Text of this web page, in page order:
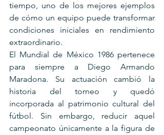
tiempo, uno de los mejores ejemplos
de cómo un equipo puede transformar
condiciones iniciales en rendimiento
extraordinario.
El Mundial de México 1986 pertenece
para siempre a Diego Armando
Maradona. Su actuación cambió la
historia del torneo y quedó
incorporada al patrimonio cultural del
fútbol. Sin embargo, reducir aquel
campeonato únicamente a la figura de